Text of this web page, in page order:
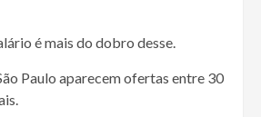
é mais do dobro desse.
Paulo aparecem ofertas entre 30